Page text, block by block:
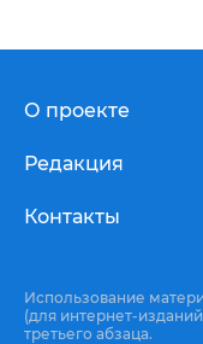
О проекте
Редакция
Контакты
Использование
(для интернет-
третьего абзаца.